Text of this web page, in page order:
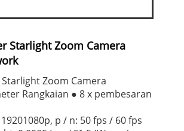
Starlight Zoom Camera
Zoom Camera
Rangkaian ● 8 x pembesaran
p / n: 50 fps / 60 fps